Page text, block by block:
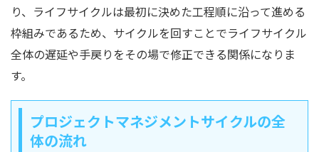
り、ライフサイクルは最初に決めた工程順に沿って進める
枠組みであるため、サイクルを回すことでライフサイクル
全体の遅延や手戻りをその場で修正できる関係になりま
す。
プロジェクトマネジメントサイクルの全
体の流れ